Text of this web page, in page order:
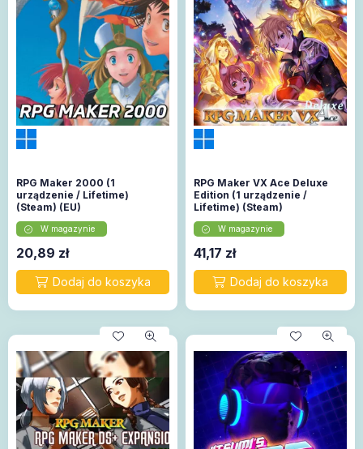
RPG Maker 2000 (1
urządzenie / Lifetime)
(Steam) (EU)
W magazynie
20,89 zł
RPG Maker VX Ace Deluxe
Edition (1 urządzenie /
Lifetime) (Steam)
W magazynie
41,17 zł